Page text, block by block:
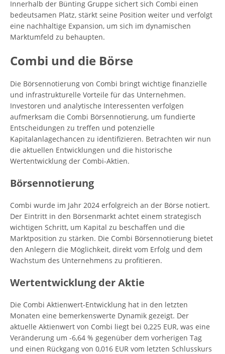
Innerhalb der Bünting Gruppe sichert sich Combi einen
bedeutsamen Platz, stärkt seine Position weiter und verfolgt
eine nachhaltige Expansion, um sich im dynamischen
Marktumfeld zu behaupten.
Combi und die Börse
Die Börsennotierung von Combi bringt wichtige finanzielle
und infrastrukturelle Vorteile für das Unternehmen.
Investoren und analytische Interessenten verfolgen
aufmerksam die Combi Börsennotierung, um fundierte
Entscheidungen zu treffen und potenzielle
Kapitalanlagechancen zu identifizieren. Betrachten wir nun
die aktuellen Entwicklungen und die historische
Wertentwicklung der Combi-Aktien.
Börsennotierung
Combi wurde im Jahr 2024 erfolgreich an der Börse notiert.
Der Eintritt in den Börsenmarkt achtet einem strategisch
wichtigen Schritt, um Kapital zu beschaffen und die
Marktposition zu stärken. Die Combi Börsennotierung bietet
den Anlegern die Möglichkeit, direkt vom Erfolg und dem
Wachstum des Unternehmens zu profitieren.
Wertentwicklung der Aktie
Die Combi Aktienwert-Entwicklung hat in den letzten
Monaten eine bemerkenswerte Dynamik gezeigt. Der
aktuelle Aktienwert von Combi liegt bei 0,225 EUR, was eine
Veränderung um -6,64 % gegenüber dem vorherigen Tag
und einen Rückgang von 0,016 EUR vom letzten Schlusskurs